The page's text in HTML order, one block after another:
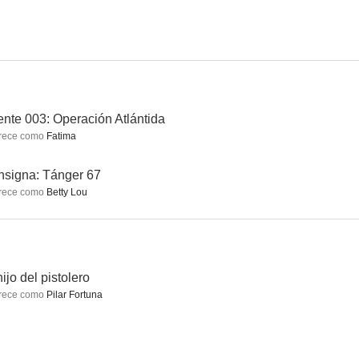
003: Operación Atlántida
como Fatima
Tánger 67
como Betty Lou
del pistolero
como Pilar Fortuna